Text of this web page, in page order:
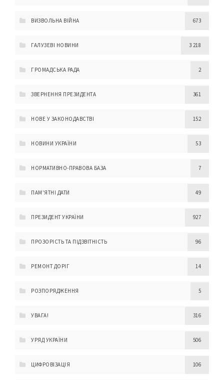
ВИЗВОЛЬНА ВІЙНА 673
ГАЛУЗЕВІ НОВИНИ 3 218
ГРОМАДСЬКА РАДА 2
ЗВЕРНЕННЯ ПРЕЗИДЕНТА 361
НОВЕ У ЗАКОНОДАВСТВІ 152
НОВИНИ УКРАЇНИ 53
НОРМАТИВНО-ПРАВОВА БАЗА 7
ПАМ'ЯТНІ ДАТИ 49
ПРЕЗИДЕНТ УКРАЇНИ 927
ПРОЗОРІСТЬ ТА ПІДЗВІТНІСТЬ 96
РЕМОНТ ДОРІГ 14
РОЗПОРЯДЖЕННЯ 5
УВАГА! 316
УРЯД УКРАЇНИ 506
ЦИФРОВІЗАЦІЯ 106